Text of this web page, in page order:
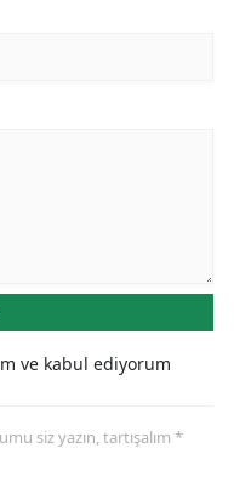
ve kabul ediyorum
siz yazın, tartışalım *